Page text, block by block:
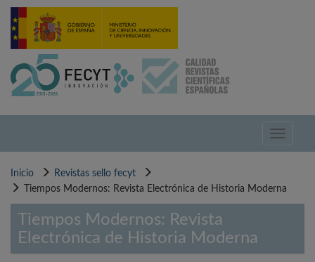
Pasar
contenido
Toggle
Inicio
Revistas sello fecyt
Tiempos Modernos: Revista Electrónica de Historia Moderna
Tiempos Modernos: Revista
Electrónica de Historia Moderna